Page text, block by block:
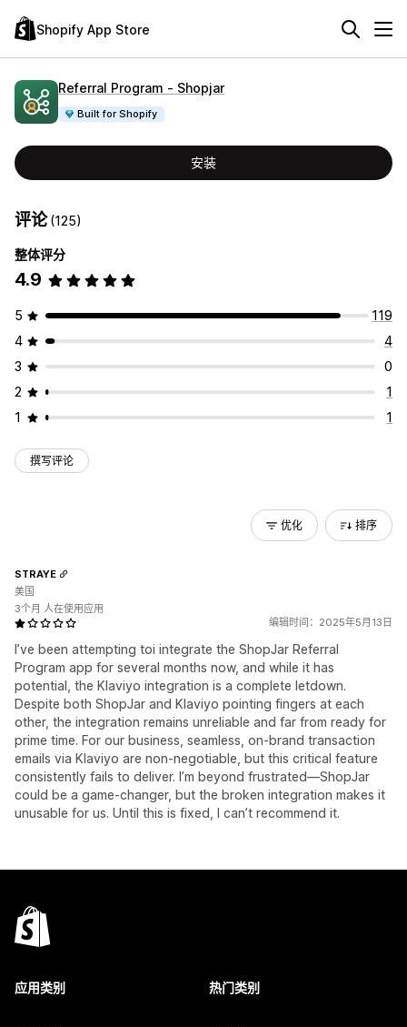
Shopify App Store
Referral Program ‑ Shopjar
Built for Shopify
安装
评论(125)
整体评分
4.9
5
119
4
4
3
0
2
1
1
1
撰写评论
优化 排序
编辑时间：2025年5月13日
I’ve been attempting toi integrate the ShopJar Referral
Program app for several months now, and while it has
potential, the Klaviyo integration is a complete letdown.
Despite both ShopJar and Klaviyo pointing fingers at each
other, the integration remains unreliable and far from ready for
prime time. For our business, seamless, on-brand transaction
emails via Klaviyo are non-negotiable, but this critical feature
consistently fails to deliver. I’m beyond frustrated—ShopJar
could be a game-changer, but the broken integration makes it
unusable for us. Until this is fixed, I can’t recommend it.
STRAYE
美国
3个月 人在使用应用
应用类别 热门类别